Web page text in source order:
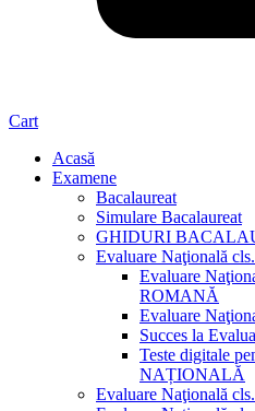
Cart
Acasă
Examene
Bacalaureat
Simulare Bacalaureat
GHIDURI
Evaluare Naţională
Evaluare
ROMANĂ
Evaluare
Succes la
Teste digitale
NAȚIONALĂ
Evaluare Naţională